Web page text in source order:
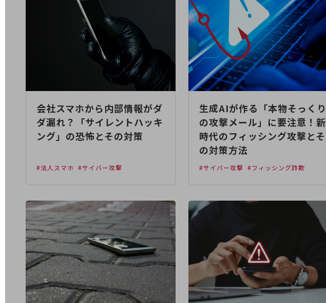
ドコモBiz データ無制限 ドコモ MAX ドコモ mini ドコモBiz かけ放題
IoT向け回線料金
home5Gプラン
モバイルサービス
端末の一元管理
セキュリティ
運用保守・故障紛失サポート
会社スマホから内部情報がダ
ダ漏れ？「サイレントハッキ
ング」の恐怖とその対策
#法人スマホ #サイバー攻撃
生成AIが作る「本物そっくり
の攻撃メール」に要注意！新
時代のフィッシング攻撃とそ
の対策方法
#サイバー攻撃 #フィッシング詐欺